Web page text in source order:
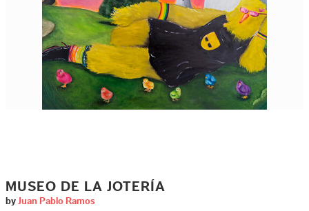
MUSEO DE LA JOTERÍA
by Juan Pablo Ramos